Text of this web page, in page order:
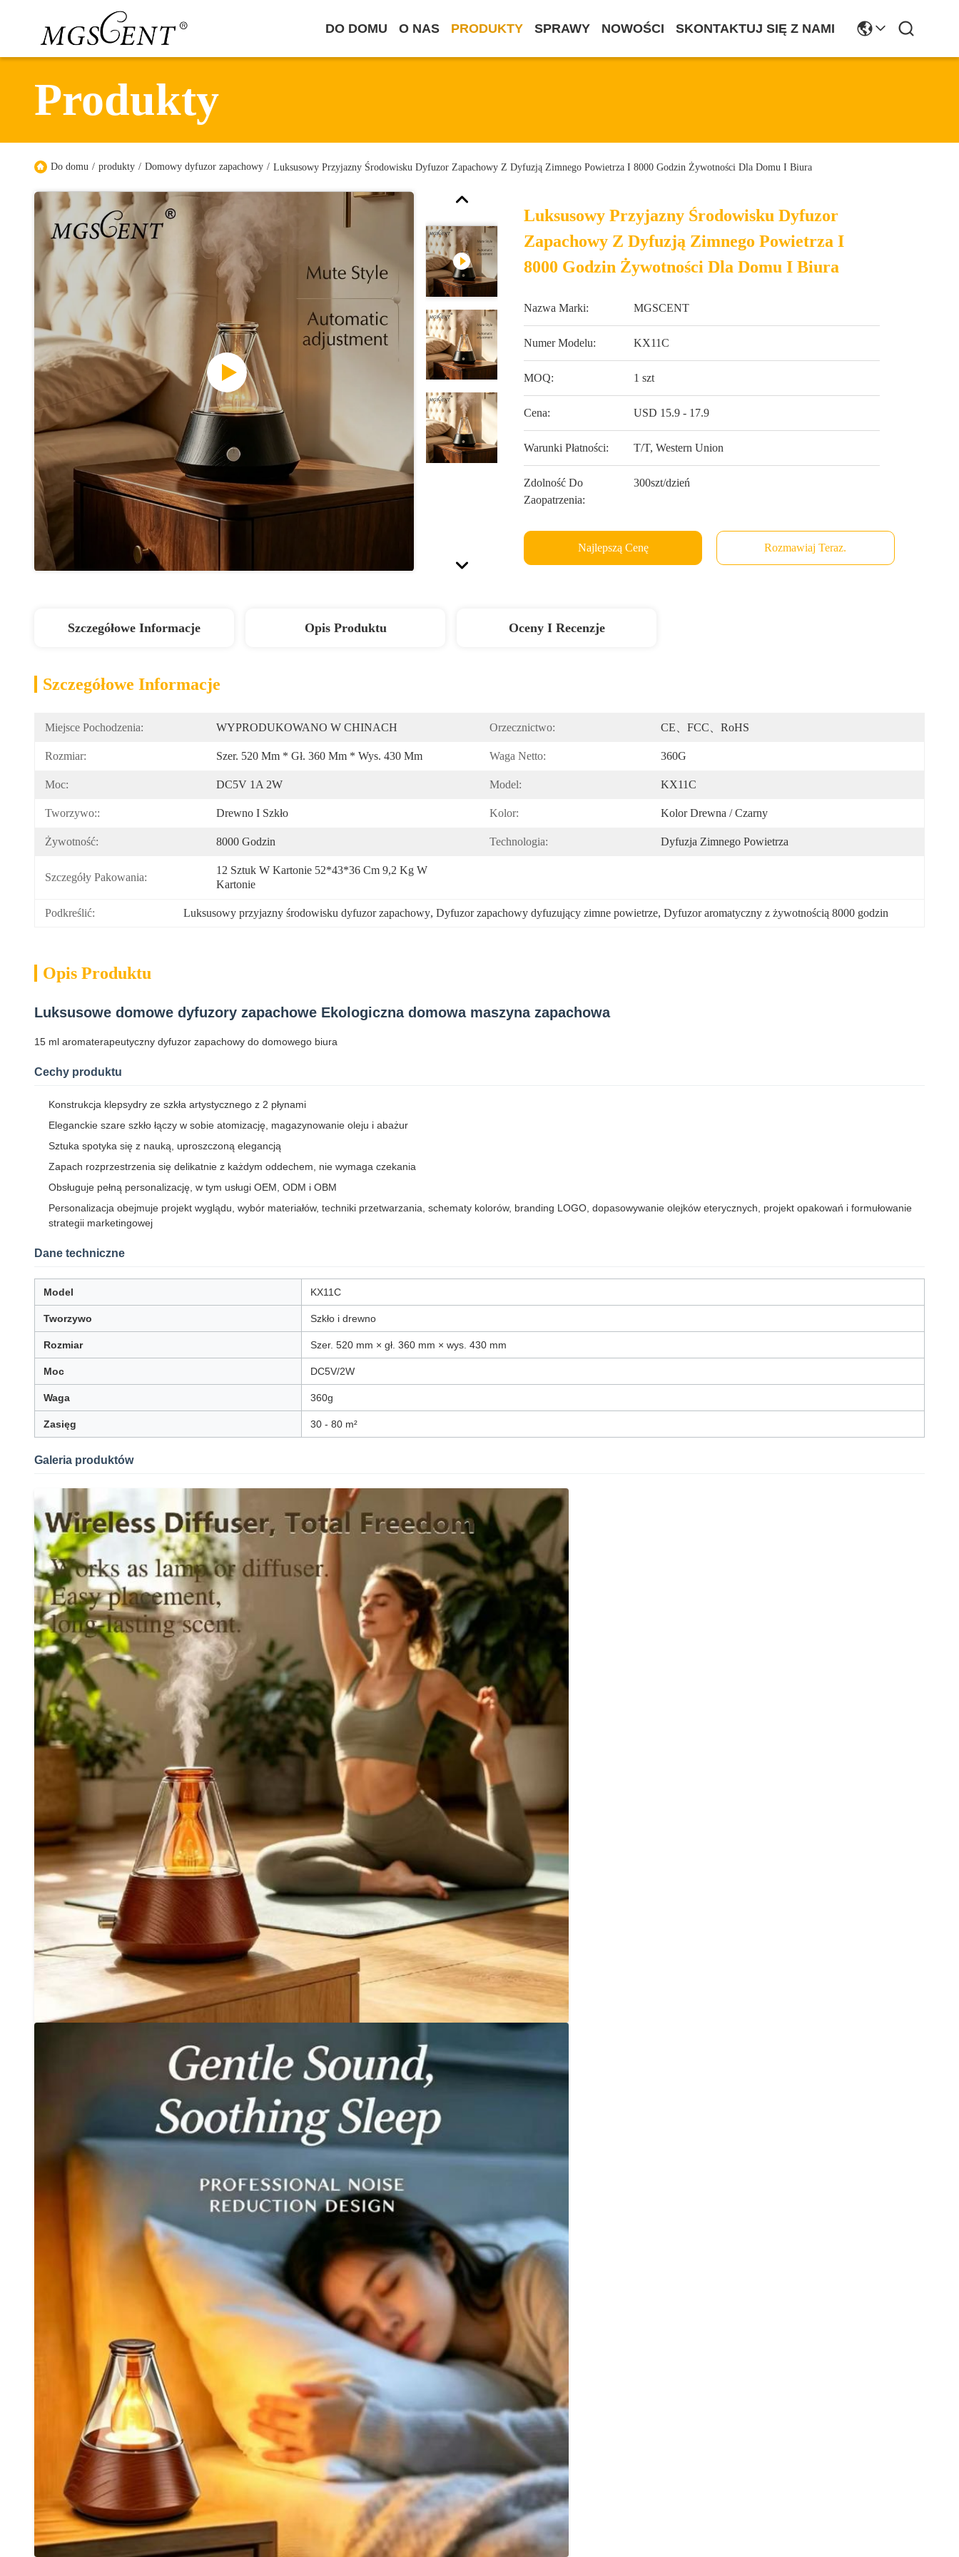
DO DOMU O NAS PRODUKTY SPRAWY NOWOŚCI SKONTAKTUJ SIĘ Z NAMI
Produkty
Do domu / produkty / Domowy dyfuzor zapachowy / Luksusowy Przyjazny Środowisku Dyfuzor Zapachowy Z Dyfuzją Zimnego Powietrza I 8000 Godzin Żywotności Dla Domu I Biura
Luksusowy Przyjazny Środowisku Dyfuzor
Zapachowy Z Dyfuzją Zimnego Powietrza I
8000 Godzin Żywotności Dla Domu I Biura
Nazwa Marki: MGSCENT
Numer Modelu: KX11C
MOQ: 1 szt
Cena: USD 15.9 - 17.9
Warunki Płatności: T/T, Western Union
Zdolność Do
Zaopatrzenia:
300szt/dzień
Najlepszą Cenę Rozmawiaj Teraz.
Szczegółowe Informacje Opis Produktu Oceny I Recenzje
Szczegółowe Informacje
Miejsce Pochodzenia: WYPRODUKOWANO W CHINACH Orzecznictwo: CE、FCC、RoHS
Rozmiar: Szer. 520 Mm * Gł. 360 Mm * Wys. 430 Mm Waga Netto: 360G
Moc: DC5V 1A 2W Model: KX11C
Tworzywo:: Drewno I Szkło Kolor: Kolor Drewna / Czarny
Żywotność: 8000 Godzin Technologia: Dyfuzja Zimnego Powietrza
Szczegóły Pakowania:
12 Sztuk W Kartonie 52*43*36 Cm 9,2 Kg W
Kartonie
Podkreślić: Luksusowy przyjazny środowisku dyfuzor zapachowy, Dyfuzor zapachowy dyfuzujący zimne powietrze, Dyfuzor aromatyczny z żywotnością 8000 godzin
Opis Produktu
Luksusowe domowe dyfuzory zapachowe Ekologiczna domowa maszyna zapachowa
15 ml aromaterapeutyczny dyfuzor zapachowy do domowego biura
Cechy produktu
Konstrukcja klepsydry ze szkła artystycznego z 2 płynami
Eleganckie szare szkło łączy w sobie atomizację, magazynowanie oleju i abażur
Sztuka spotyka się z nauką, uproszczoną elegancją
Zapach rozprzestrzenia się delikatnie z każdym oddechem, nie wymaga czekania
Obsługuje pełną personalizację, w tym usługi OEM, ODM i OBM
Personalizacja obejmuje projekt wyglądu, wybór materiałów, techniki przetwarzania, schematy kolorów, branding LOGO, dopasowywanie olejków eterycznych, projekt opakowań i formułowanie
strategii marketingowej
Dane techniczne
Model KX11C
Tworzywo Szkło i drewno
Rozmiar Szer. 520 mm × gł. 360 mm × wys. 430 mm
Moc DC5V/2W
Waga 360g
Zasięg 30 - 80 m²
Galeria produktów